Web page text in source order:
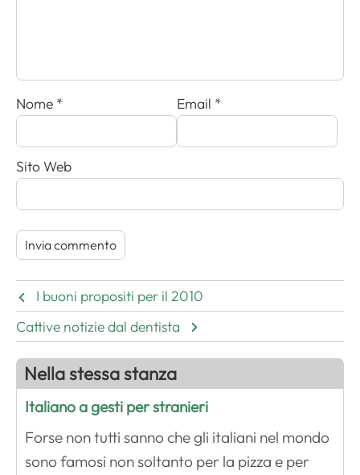
Nome * Email *
Sito Web
I buoni propositi per il 2010
Cattive notizie dal dentista
Nella stessa stanza
Italiano a gesti per stranieri
Forse non tutti sanno che gli italiani nel mondo
sono famosi non soltanto per la pizza e per